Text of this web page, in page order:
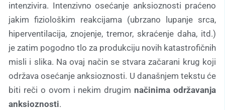
intenzivira. Intenzivno osećanje anksioznosti praćeno
jakim fiziološkim reakcijama (ubrzano lupanje srca,
hiperventilacija, znojenje, tremor, skraćenje daha, itd.)
je zatim pogodno tlo za produkciju novih katastrofičnih
misli i slika. Na ovaj način se stvara začarani krug koji
održava osećanje anksioznosti. U današnjem tekstu će
biti reči o ovom i nekim drugim načinima održavanja
anksioznosti.